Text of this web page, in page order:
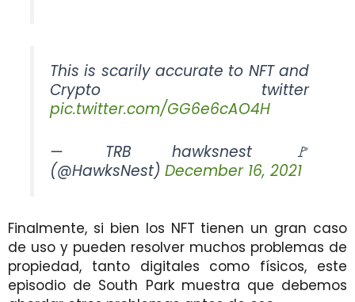
This is scarily accurate to NFT and
Crypto twitter
pic.twitter.com/GG6e6cAO4H
— TRB hawksnest 🚩
(@HawksNest)December 16, 2021
Finalmente, si bien los NFT tienen un gran caso
de uso y pueden resolver muchos problemas de
propiedad, tanto digitales como físicos, este
episodio de South Park muestra que debemos